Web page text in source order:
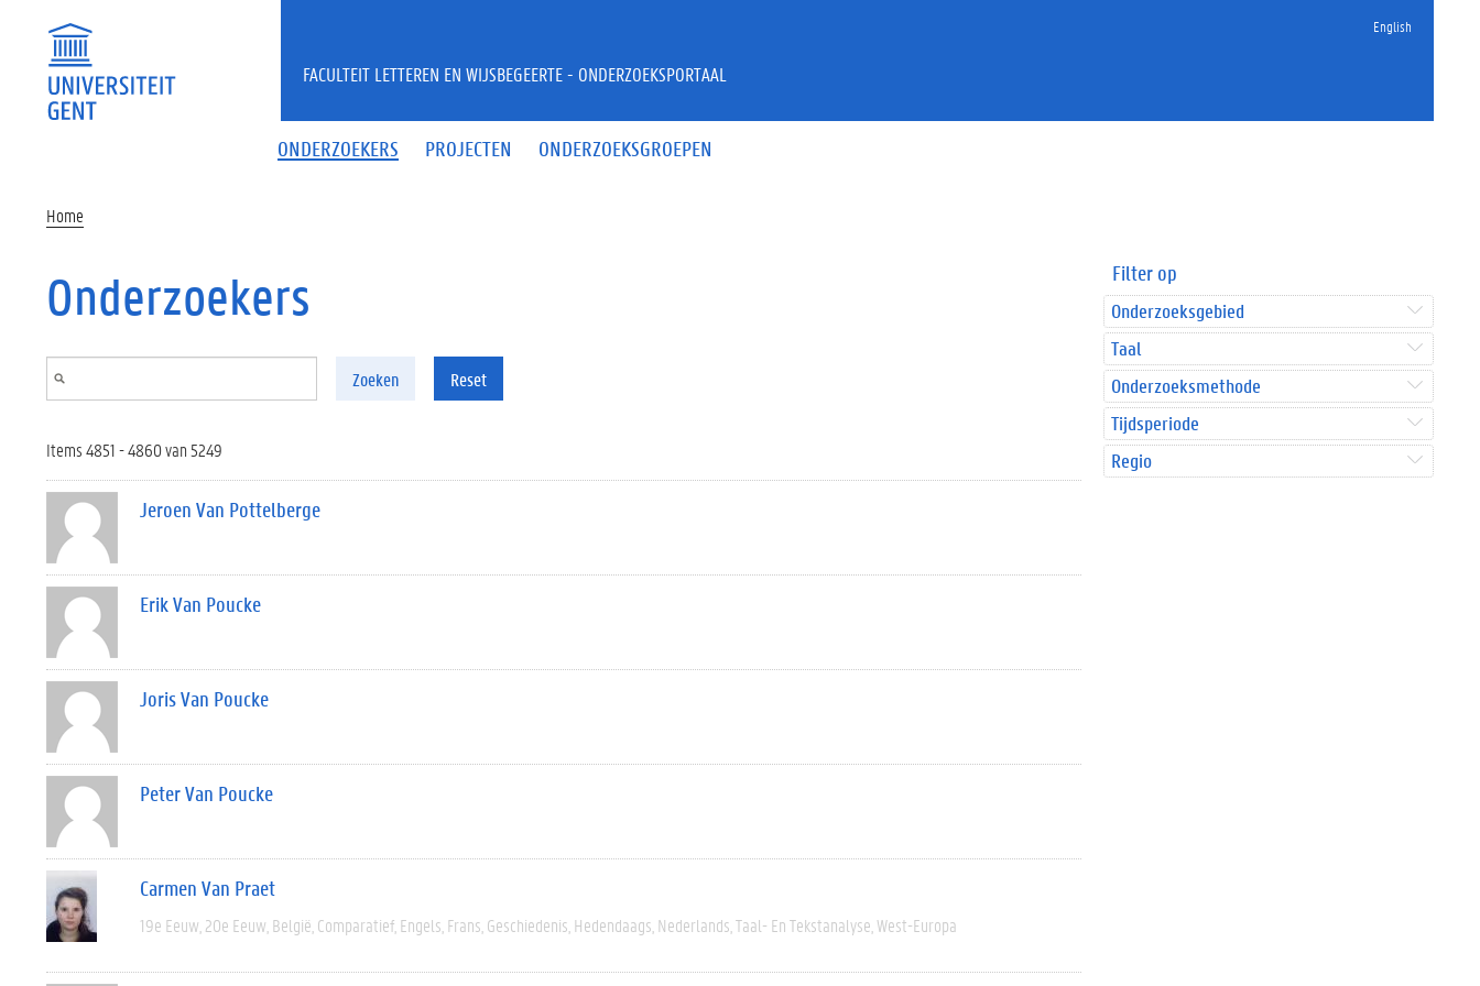
English
ONDERZOEKERS PROJECTEN ONDERZOEKSGROEPEN
FACULTEIT LETTEREN EN WIJSBEGEERTE - ONDERZOEKSPORTAAL
Home
Onderzoekers
Zoeken Reset
Items 4851 - 4860 van 5249
Jeroen Van Pottelberge
Erik Van Poucke
Joris Van Poucke
Peter Van Poucke
Carmen Van Praet
19e Eeuw 20e Eeuw België Comparatief Engels Frans Geschiedenis Hedendaags Nederlands Taal- En Tekstanalyse West-Europa
Filter op
Onderzoeksgebied
Taal
Onderzoeksmethode
Tijdsperiode
Regio